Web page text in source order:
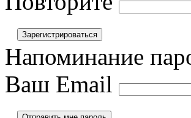
Напоминание
Ваш Email